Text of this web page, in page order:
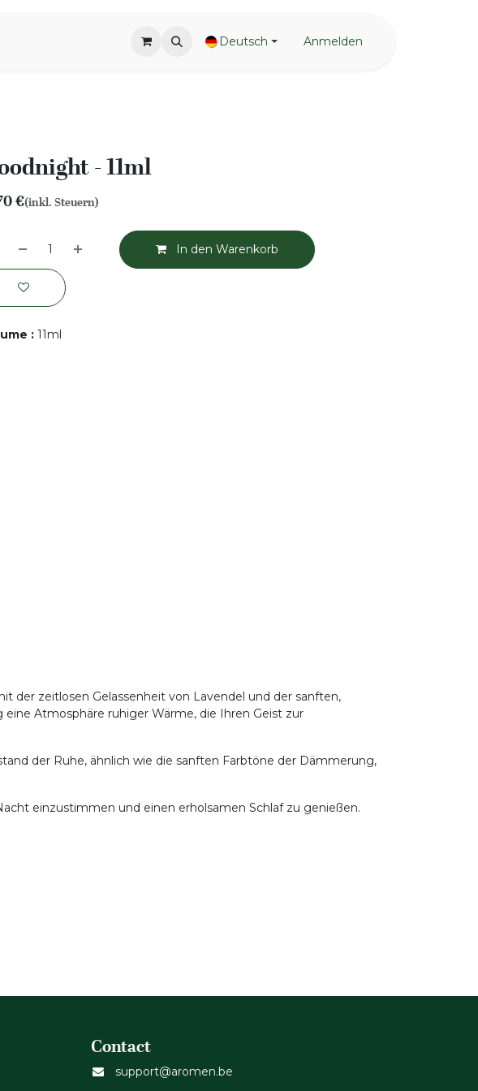
Deutsch Anmelden
- 11ml
€(inkl. Steuern)
In den Warenkorb
: 11ml
der zeitlosen Gelassenheit von Lavendel und der sanften,
Atmosphäre ruhiger Wärme, die Ihren Geist zur
der Ruhe, ähnlich wie die sanften Farbtöne der Dämmerung,
einzustimmen und einen erholsamen Schlaf zu genießen.
Contact
support@aromen.be